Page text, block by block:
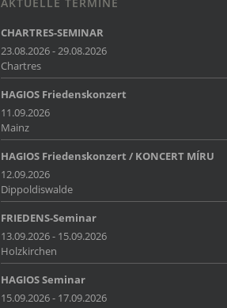
CHARTRES-SEMINAR
23.08.2026 - 29.08.2026
Chartres
HAGIOS Friedenskonzert
11.09.2026
Mainz
HAGIOS Friedenskonzert / KONCERT MÍRU
12.09.2026
Dippoldiswalde
FRIEDENS-Seminar
13.09.2026 - 15.09.2026
Holzkirchen
HAGIOS Seminar
15.09.2026 - 17.09.2026